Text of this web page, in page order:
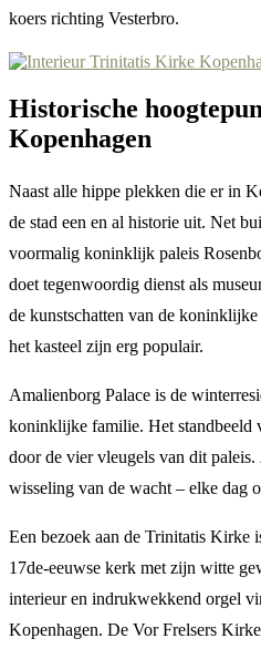
koers richting Vesterbro.
Historische
Kopenhagen
Naast alle hippe plekken die er in
de stad een en al historie uit. Net
voormalig koninklijk paleis
doet tegenwoordig dienst als
de kunstschatten van de
het kasteel zijn erg populair.
Amalienborg Palace is de
koninklijke familie. Het standbeeld
door de vier vleugels van dit
wisseling van de wacht – elke dag
Een bezoek aan de Trinitatis Kirke
17de-eeuwse kerk met zijn witte
interieur en indrukwekkend orgel
Kopenhagen. De Vor Frelsers